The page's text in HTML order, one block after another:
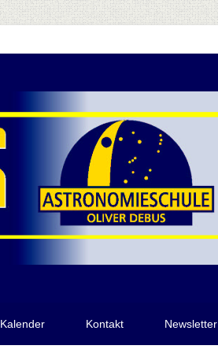
Kalender Kontakt Newsletter